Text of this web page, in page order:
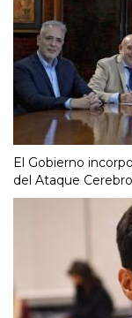
El Gobierno
del Ataque